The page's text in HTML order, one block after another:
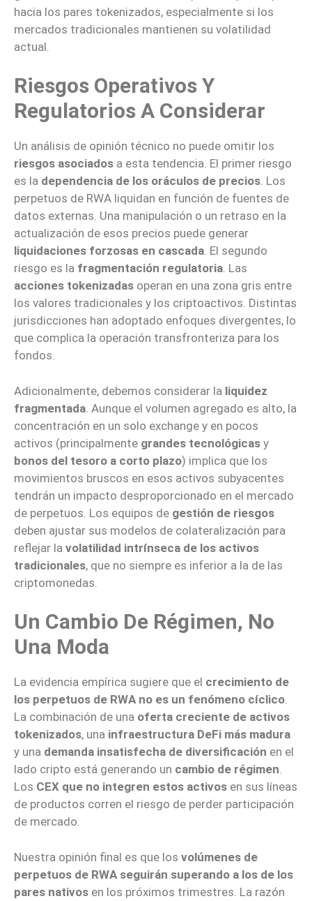
hacia los pares tokenizados, especialmente si los
mercados tradicionales mantienen su volatilidad
actual.
Riesgos Operativos Y
Regulatorios A Considerar
Un análisis de opinión técnico no puede omitir los
riesgos asociados a esta tendencia. El primer riesgo
es la dependencia de los oráculos de precios. Los
perpetuos de RWA liquidan en función de fuentes de
datos externas. Una manipulación o un retraso en la
actualización de esos precios puede generar
liquidaciones forzosas en cascada. El segundo
riesgo es la fragmentación regulatoria. Las
acciones tokenizadas operan en una zona gris entre
los valores tradicionales y los criptoactivos. Distintas
jurisdicciones han adoptado enfoques divergentes, lo
que complica la operación transfronteriza para los
fondos.
Adicionalmente, debemos considerar la liquidez
fragmentada . Aunque el volumen agregado es alto, la
concentración en un solo exchange y en pocos
activos (principalmente grandes tecnológicas y
bonos del tesoro a corto plazo) implica que los
movimientos bruscos en esos activos subyacentes
tendrán un impacto desproporcionado en el mercado
de perpetuos. Los equipos de gestión de riesgos
deben ajustar sus modelos de colateralización para
reflejar la volatilidad intrínseca de los activos
tradicionales, que no siempre es inferior a la de las
criptomonedas.
Un Cambio De Régimen, No
Una Moda
La evidencia empírica sugiere que el crecimiento de
los perpetuos de RWA no es un fenómeno cíclico.
La combinación de una oferta creciente de activos
tokenizados, una infraestructura DeFi más madura
y una demanda insatisfecha de diversificación en el
lado cripto está generando un cambio de régimen.
Los CEX que no integren estos activos en sus líneas
de productos corren el riesgo de perder participación
de mercado.
Nuestra opinión final es que los volúmenes de
perpetuos de RWA seguirán superando a los de los
pares nativos en los próximos trimestres. La razón